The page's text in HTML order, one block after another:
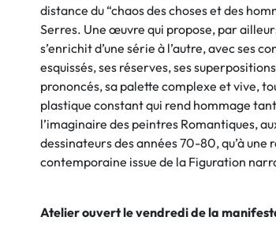
distance du “chaos des choses et des
Serres. Une œuvre qui propose, par
s’enrichit d’une série à l’autre, avec ses
esquissés, ses réserves, ses
prononcés, sa palette complexe et vive,
plastique constant qui rend hommage
l’imaginaire des peintres Romantiques,
dessinateurs des années 70-80, qu’à
contemporaine issue de la Figuration
Atelier ouvert le vendredi de la